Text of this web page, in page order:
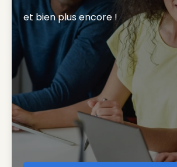
et bien plus encore !